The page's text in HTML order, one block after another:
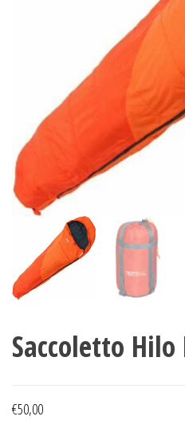
Saccoletto
€50,00